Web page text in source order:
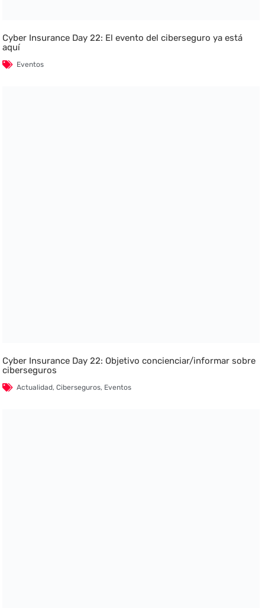
Cyber Insurance Day 22: El evento del ciberseguro ya está
aquí
Eventos
Cyber Insurance Day 22: Objetivo concienciar/informar sobre
ciberseguros
Actualidad,Ciberseguros, Eventos